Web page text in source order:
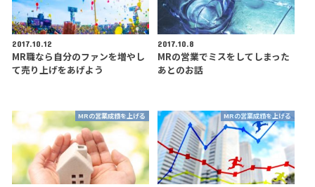
2017.10.12
MR職なら自分のファンを増やし
て売り上げをあげよう
2017.10.8
MRの営業でミスをしてしまった
あとのお話
MRの営業成績を上げる MRの営業成績を上げる